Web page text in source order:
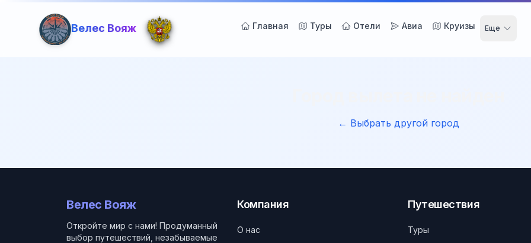
Велес Вояж Главная Туры Отели Авиа Круизы Еще
← Выбрать другой город
Велес Вояж
Откройте мир с нами! Продуманный
выбор путешествий, незабываемые
Компания
О нас
Путешествия
Туры